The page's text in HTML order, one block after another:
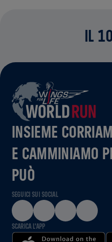
IL
INSIEME
E CAMMINIAMO
PUÒ
SEGUICI SUI SOCIAL
SCARICA L'APP